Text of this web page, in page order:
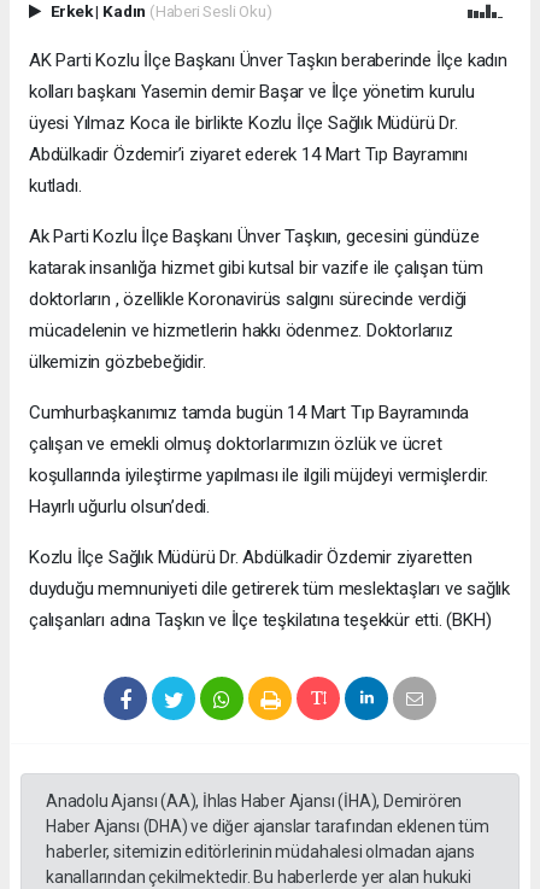
Erkek| Kadın (Haberi Sesli Oku)
AK Parti Kozlu İlçe Başkanı Ünver Taşkın beraberinde İlçe kadın
kolları başkanı Yasemin demir Başar ve İlçe yönetim kurulu
üyesi Yılmaz Koca ile birlikte Kozlu İlçe Sağlık Müdürü Dr.
Abdülkadir Özdemir’i ziyaret ederek 14 Mart Tıp Bayramını
kutladı.
Ak Parti Kozlu İlçe Başkanı Ünver Taşkıın, gecesini gündüze
katarak insanlığa hizmet gibi kutsal bir vazife ile çalışan tüm
doktorların , özellikle Koronavirüs salgını sürecinde verdiği
mücadelenin ve hizmetlerin hakkı ödenmez. Doktorlarıız
ülkemizin gözbebeğidir.
Cumhurbaşkanımız tamda bugün 14 Mart Tıp Bayramında
çalışan ve emekli olmuş doktorlarımızın özlük ve ücret
koşullarında iyileştirme yapılması ile ilgili müjdeyi vermişlerdir.
Hayırlı uğurlu olsun’dedi.
Kozlu İlçe Sağlık Müdürü Dr. Abdülkadir Özdemir ziyaretten
duyduğu memnuniyeti dile getirerek tüm meslektaşları ve sağlık
çalışanları adına Taşkın ve İlçe teşkilatına teşekkür etti. (BKH)
Anadolu Ajansı (AA), İhlas Haber Ajansı (İHA), Demirören
Haber Ajansı (DHA) ve diğer ajanslar tarafından eklenen tüm
haberler, sitemizin editörlerinin müdahalesi olmadan ajans
kanallarından çekilmektedir. Bu haberlerde yer alan hukuki